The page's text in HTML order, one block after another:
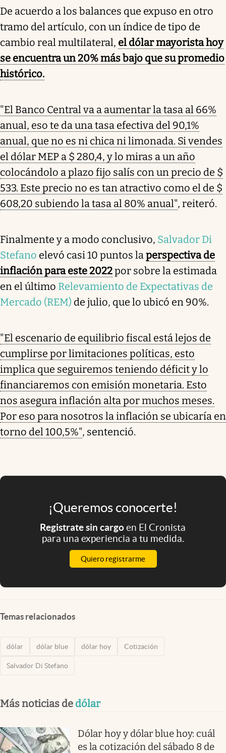
De acuerdo a los balances que expuso en otro
tramo del artículo, con un índice de tipo de
cambio real multilateral, el dólar mayorista hoy
se encuentra un 20% más bajo que su promedio
histórico.
"El Banco Central va a aumentar la tasa al 66%
anual, eso te da una tasa efectiva del 90,1%
anual, que no es ni chica ni limonada. Si vendes
el dólar MEP a $ 280,4, y lo miras a un año
colocándolo a plazo fijo salís con un precio de $
533. Este precio no es tan atractivo como el de $
608,20 subiendo la tasa al 80% anual", reiteró.
Finalmente y a modo conclusivo, Salvador Di
Stefano elevó casi 10 puntos la perspectiva de
inflación para este 2022por sobre la estimada
en el último Relevamiento de Expectativas de
Mercado (REM) de julio, que lo ubicó en 90%.
"El escenario de equilibrio fiscal está lejos de
cumplirse por limitaciones políticas, esto
implica que seguiremos teniendo déficit y lo
financiaremos con emisión monetaria. Esto
nos asegura inflación alta por muchos meses.
Por eso para nosotros la inflación se ubicaría en
torno del 100,5%", sentenció.
¡Queremos conocerte!
Registrate sin cargoen El Cronista
para una experiencia a tu medida.
Quiero registrarme
Temas relacionados
dólar dólar blue dólar hoy Cotización
Salvador Di Stefano
Más noticias de dólar
Dólar hoy y dólar blue hoy: cuál
es la cotización del sábado 8 de